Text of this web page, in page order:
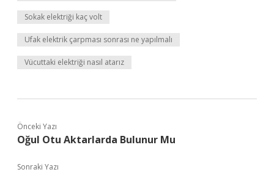
Sokak elektriği kaç volt
Ufak elektrik çarpması sonrası ne yapılmalı
Vücuttaki elektriği nasıl atarız
Önceki Yazı
Oğul Otu Aktarlarda Bulunur Mu
Sonraki Yazı